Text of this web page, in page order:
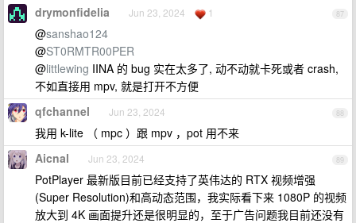
87
drymonfidelia Jun 23, 2024 1
@sanshao124
@ST0RMTR00PER
@littlewing IINA 的 bug 实在太多了, 动不动就卡死或者 crash,
不如直接用 mpv, 就是打开不方便
88
qfchannel Jun 23, 2024
我用 k-lite （ mpc ）跟 mpv ，pot 用不来
89
Aicnal Jun 23, 2024
PotPlayer 最新版目前已经支持了英伟达的 RTX 视频增强
(Super Resolution)和高动态范围，我实际看下来 1080P 的视频
放大到 4K 画面提升还是很明显的，至于广告问题我目前还没有